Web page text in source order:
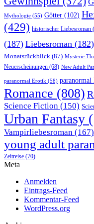
Mythologie (55) Götter (102)
(429) historischer Liebesroman
(187) Liebesroman (182)
Monatsrückblick (87) Mysterie
Neuerscheinungen (68) New Adult
paranormal Erotik (58) paranormal
Romance (808)
Science Fiction (150)
Urban Fantasy
Vampirliebesroman (167)
young adult
Zeitreise (70)
Meta
Anmelden
Eintrags-Feed
Kommentar-Feed
WordPress.org